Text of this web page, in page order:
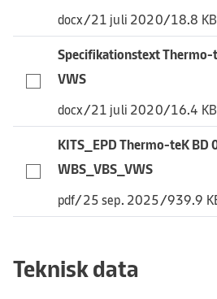
docx/21 juli 2020/18.8 KB
Specifikationstext Thermo-
VWS
docx/21 juli 2020/16.4 KB
KITS_EPD Thermo-teK BD
WBS_VBS_VWS
pdf/25 sep. 2025/939.9
Teknisk data